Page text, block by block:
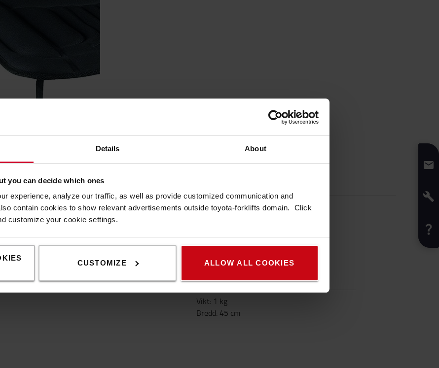
Details About
you can decide which ones
experience, analyze our traffic, as well as provide customized communication and
contain cookies to show relevant advertisements outside toyota-forklifts domain. Click
customize your cookie settings.
CUSTOMIZE ALLOW ALL COOKIES
SPECIFIKATIONER
Specifikationer
komfortabel och säker. Den ansluts via
Specifikation
Vikt: 1 kg
Bredd: 45 cm